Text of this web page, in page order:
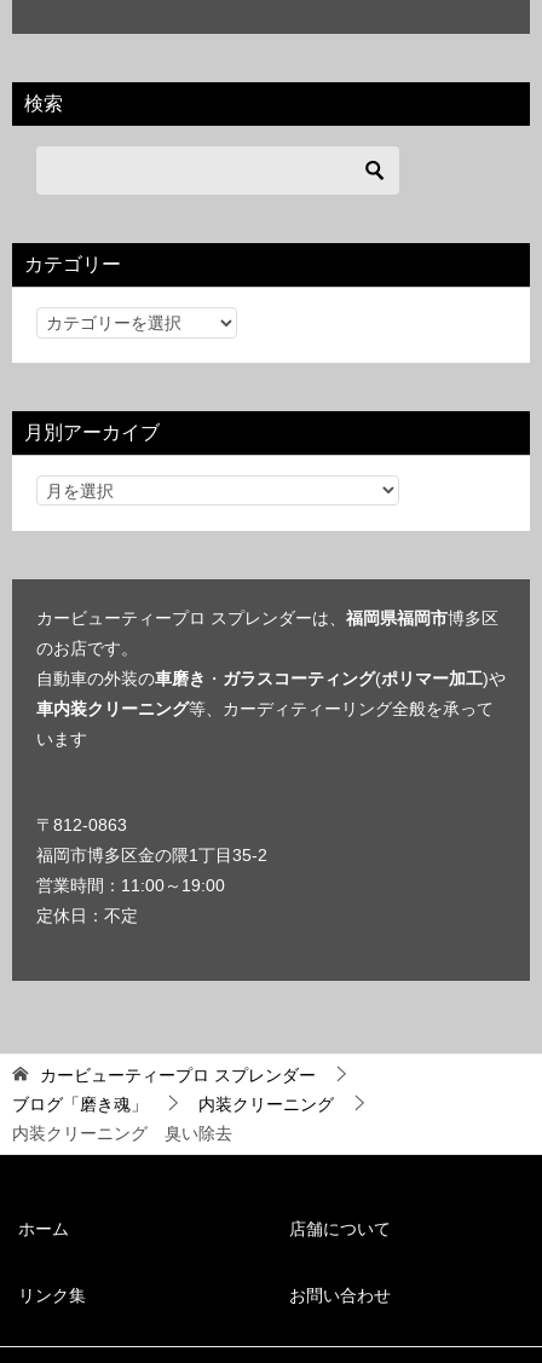
検索
カテゴリー
カ
リ
ー
月別アーカイブ
カービューティープロ スプレンダーは、 福岡県福岡市博多区
のお店です。
自動車の外装の車磨き ・ ガラスコーティング(ポリマー加工)や
車内装クリーニング等、カーディティーリング全般を承って
います
〒812-0863
福岡市博多区金の隈1丁目35-2
営業時間：11:00～19:00
定休日：不定
カービューティープロ スプレンダー
ブログ「磨き魂」
内装クリーニング
内装クリーニング 臭い除去
ホーム 店舗について
リンク集 お問い合わせ